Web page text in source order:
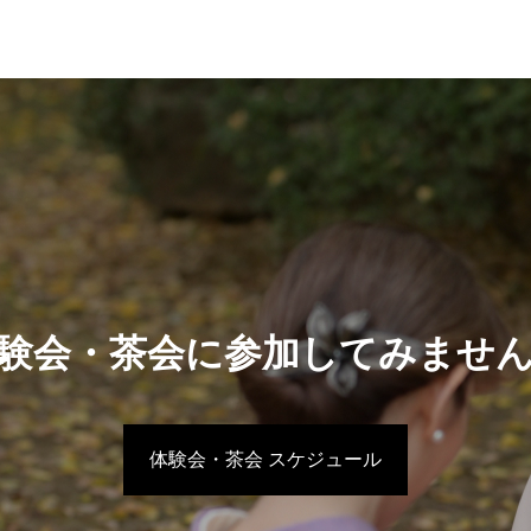
会・茶会に参加してみませ
体験会・茶会 スケジュール